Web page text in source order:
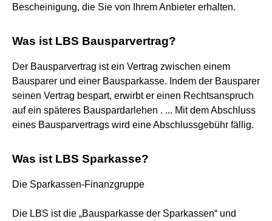
Bescheinigung, die Sie von Ihrem Anbieter erhalten.
Was ist LBS Bausparvertrag?
Der Bausparvertrag ist ein Vertrag zwischen einem
Bausparer und einer Bausparkasse. Indem der Bausparer
seinen Vertrag bespart, erwirbt er einen Rechtsanspruch
auf ein späteres Bauspardarlehen . ... Mit dem Abschluss
eines Bausparvertrags wird eine Abschlussgebühr fällig.
Was ist LBS Sparkasse?
Die Sparkassen-Finanzgruppe
Die LBS ist die „Bausparkasse der Sparkassen“ und